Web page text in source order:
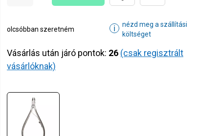
olcsóbban szeretném ℹ
nézd meg a szállítási
költséget
Vásárlás után járó pontok: 26 (csak regisztrált
vásárlóknak)